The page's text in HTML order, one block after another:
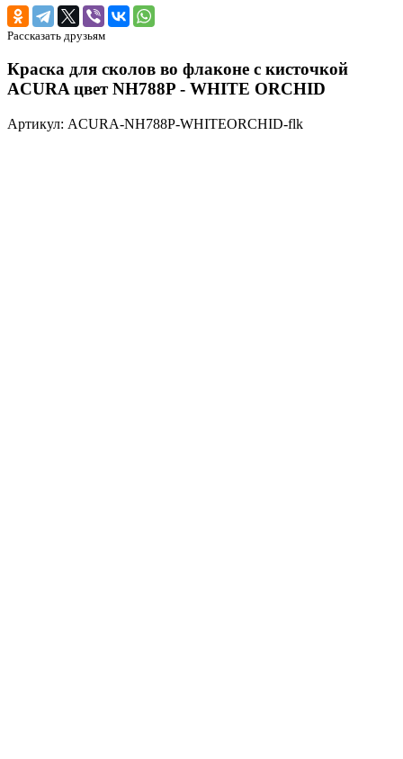
Рассказать друзьям
Краска для сколов во флаконе с кисточкой
ACURA цвет NH788P - WHITE ORCHID
Артикул: ACURA-NH788P-WHITEORCHID-flk